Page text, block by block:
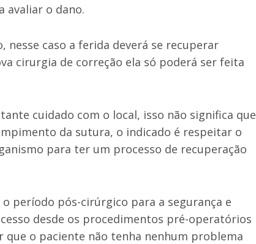
avaliar o dano.
nesse caso a ferida deverá se recuperar
cirurgia de correção ela só poderá ser feita
cuidado com o local, isso não significa que
da sutura, o indicado é respeitar o
para ter um processo de recuperação
período pós-cirúrgico para a segurança e
desde os procedimentos pré-operatórios
o paciente não tenha nenhum problema